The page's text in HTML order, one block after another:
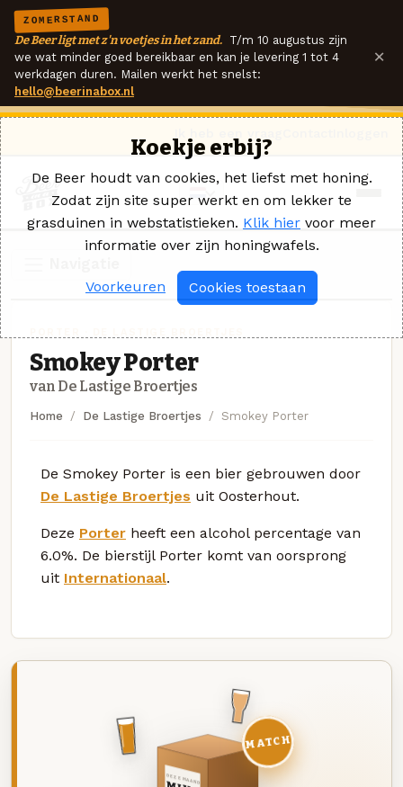
ZOMERSTAND
De Beer ligt met z'n voetjes in het zand. T/m 10 augustus zijn
we wat minder goed bereikbaar en kan je levering 1 tot 4
werkdagen duren. Mailen werkt het snelst:
hello@beerinabox.nl
×
Smokey Porter
van De Lastige Broertjes
Home De Lastige Broertjes Smokey Porter
De Smokey Porter is een bier gebrouwen door
De Lastige Broertjes uit Oosterhout.
Deze Porter heeft een alcohol percentage van
6.0%. De bierstijl Porter komt van oorsprong
uit Internationaal.
DEZE MAAND
MATCH
Koekje erbij?
De Beer houdt van cookies, het liefst met honing.
Zodat zijn site super werkt en om lekker te
grasduinen in webstatistieken. Klik hier voor meer
informatie over zijn honingwafels.
Voorkeuren Cookies toestaan